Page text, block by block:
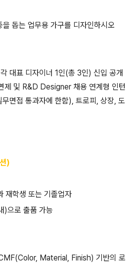
돕는 업무용 가구를 디자인하시오
각 대표 디자이너 1인(총 3인) 신입 공개
제 및 R&D Designer 채용 연계형 인턴
무면접 통과자에 한함), 트로피 , 상장, 도
)
재학생 또는 기졸업자
)으로 출품 가능
Material, Finish) 기반의 로